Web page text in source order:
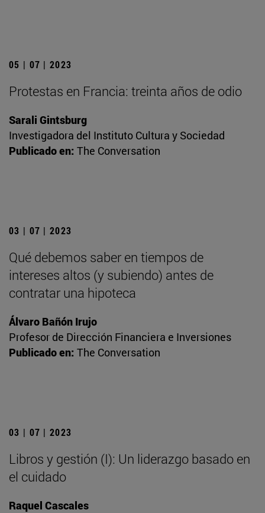
05 | 07 | 2023
Protestas en Francia: treinta años de odio
Sarali Gintsburg
Investigadora del Instituto Cultura y Sociedad
Publicado en: The Conversation
03 | 07 | 2023
Qué debemos saber en tiempos de
intereses altos (y subiendo) antes de
contratar una hipoteca
Álvaro Bañón Irujo
Profesor de Dirección Financiera e Inversiones
Publicado en: The Conversation
03 | 07 | 2023
Libros y gestión (I): Un liderazgo basado en
el cuidado
Raquel Cascales